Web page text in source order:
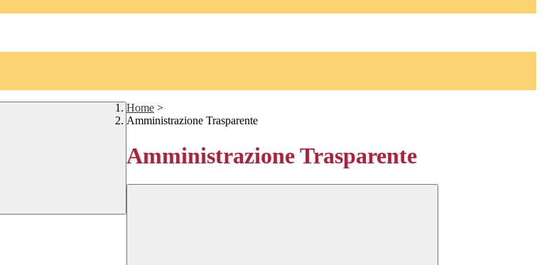
Home >
Amministrazione Trasparente
Amministrazione Trasparente